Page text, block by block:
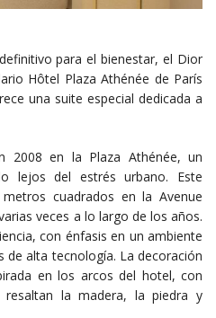
para el bienestar, el Dior
Hôtel Plaza Athénée de París
una suite especial dedicada a
2008 en la Plaza Athénée, un
lejos del estrés urbano. Este
cuadrados en la Avenue
veces a lo largo de los años.
con énfasis en un ambiente
alta tecnología. La decoración
en los arcos del hotel, con
resaltan la madera, la piedra y